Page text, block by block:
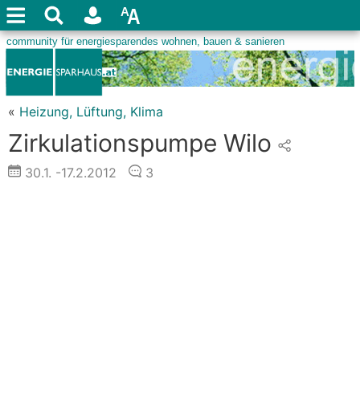
« Heizung, Lüftung, Klima
Zirkulationspumpe Wilo
30.1. -17.2.2012 3